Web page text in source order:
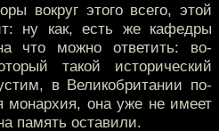
вокруг этого всего, этой
ну как, есть же кафедры
что можно ответить: во-
такой исторический
в Великобритании по-
монархия, она уже не имеет
память оставили.